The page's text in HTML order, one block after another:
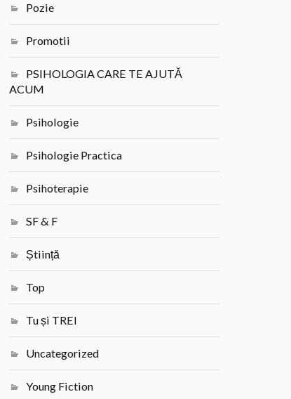
Pozie
Promotii
PSIHOLOGIA CARE TE AJUTĂ
ACUM
Psihologie
Psihologie Practica
Psihoterapie
SF & F
Știință
Top
Tu și TREI
Uncategorized
Young Fiction